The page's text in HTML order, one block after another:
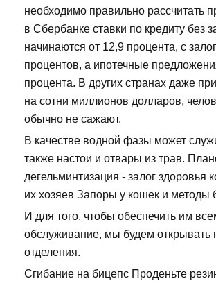
необходимо правильно рассчитать
в Сбербанке ставки по кредиту без
начинаются от 12,9 процента, с
процентов, а ипотечные
процента. В других странах даже
на сотни миллионов долларов,
обычно не сажают.
В качестве водной фазы может
также настои и отвары из трав.
дегельминтизация - залог здоровья
их хозяев Запоры у кошек и методы
И для того, чтобы обеспечить им
обслуживание, мы будем открывать
отделения.
Сгибание на бицепс Проденьте